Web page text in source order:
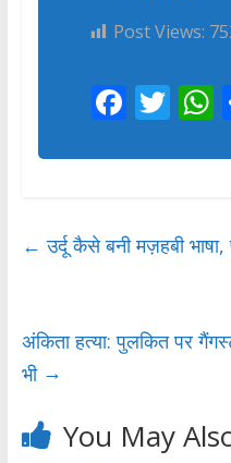
Post Views:
F
e
o
T
itt
← उर्दू कैसे बनी मज़हबी
अंकिता हत्या: पुलकित पर
भी →
You May